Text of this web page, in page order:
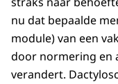
nu dat bepaalde
module) van een
door normering en
verandert.